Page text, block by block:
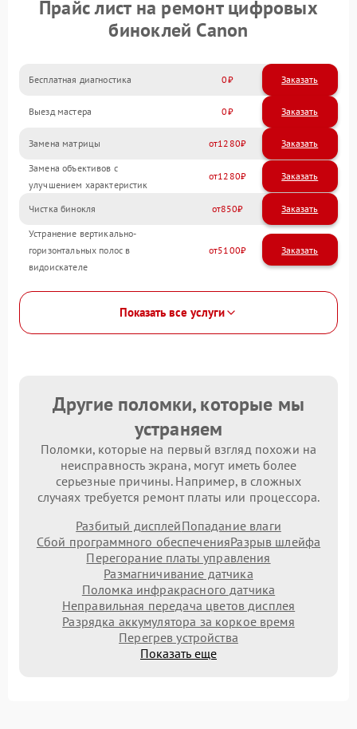
Прайс лист на ремонт цифровых
биноклей Canon
Бесплатная диагностика 0 Заказать
Выезд мастера 0 Заказать
Замена матрицы 1280
Замена объективов с
улучшением характеристик
1280
Чистка бинокля 850
Устранение вертикально-
горизонтальных полос в
видоискателе
5100
Показать все услуги
Другие поломки, которые мы
устраняем
Поломки, которые на первый взгляд похожи на
неисправность экрана, могут иметь более
серьезные причины. Например, в сложных
случаях требуется ремонт платы или процессора.
Разбитый дисплейПопадание влаги
Сбой программного обеспеченияРазрыв шлейфа
Перегорание платы управления
Размагничивание датчика
Поломка инфракрасного датчика
Неправильная передача цветов дисплея
Разрядка аккумулятора за коркое время
Перегрев устройства
Показать еще